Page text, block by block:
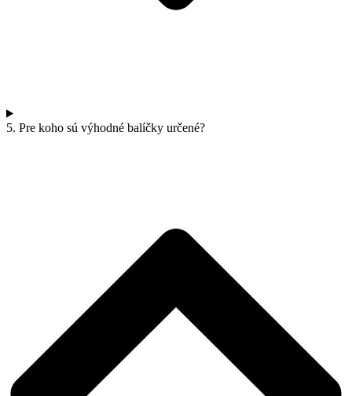
5. Pre koho sú výhodné balíčky určené?